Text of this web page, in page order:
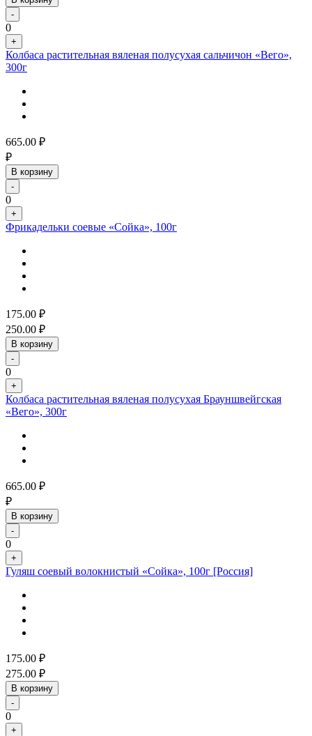
-
0
+
Колбаса растительная вяленая полусухая сальчичон «Вего»,
300г
665.00 ₽
₽
В корзину
-
0
+
Фрикадельки соевые «Сойка», 100г
175.00 ₽
250.00 ₽
В корзину
-
0
+
Колбаса растительная вяленая полусухая Брауншвейгская
«Вего», 300г
665.00 ₽
₽
В корзину
-
0
+
Гуляш соевый волокнистый «Сойка», 100г [Россия]
175.00 ₽
275.00 ₽
В корзину
-
0
+